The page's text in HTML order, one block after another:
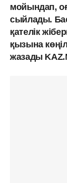
мойындап,
сыйлады.
қателік
қызына
жазады